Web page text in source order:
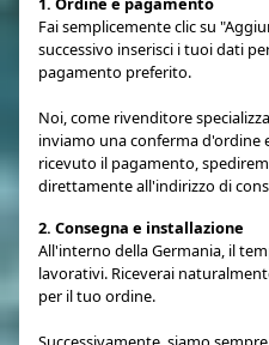
Fai semplicemente clic su
successivo inserisci i tuoi dati
pagamento preferito.
Noi, come rivenditore
inviamo una conferma d'ordine
ricevuto il pagamento,
direttamente all'indirizzo di
2. Consegna e installazione
All'interno della Germania, il
lavorativi. Riceverai
per il tuo ordine.